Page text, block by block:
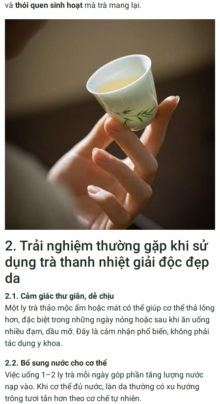
và thói quen sinh hoạtmà trà mang lại.
2. Trải nghiệm thường gặp khi sử
dụng trà thanh nhiệt giải độc đẹp
da
2.1. Cảm giác thư giãn, dễ chịu
Một ly trà thảo mộc ấm hoặc mát có thể giúp cơ thể thả lỏng
hơn, đặc biệt trong những ngày nóng hoặc sau khi ăn uống
nhiều đạm, dầu mỡ. Đây là cảm nhận phổ biến, không phải
tác dụng y khoa.
2.2. Bổ sung nước cho cơ thể
Việc uống 1–2 ly trà mỗi ngày góp phần tăng lượng nước
nạp vào. Khi cơ thể đủ nước, làn da thường có xu hướng
trông tươi tắn hơn theo cơ chế tự nhiên.